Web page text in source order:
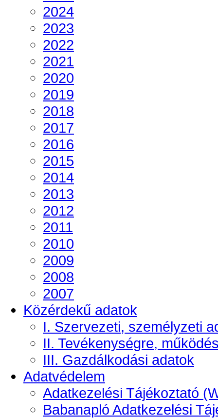
2024
2023
2022
2021
2020
2019
2018
2017
2016
2015
2014
2013
2012
2011
2010
2009
2008
2007
Közérdekű adatok
I. Szervezeti, személyzeti
II. Tevékenységre,
III. Gazdálkodási adatok
Adatvédelem
Adatkezelési Tájékoztató
Babanapló Adatkezelési